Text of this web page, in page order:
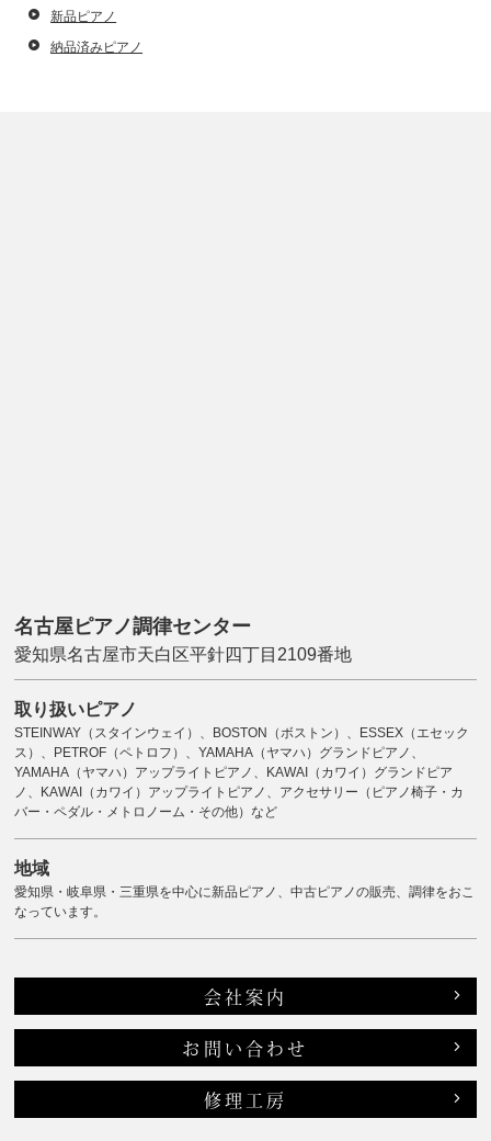
新品ピアノ
納品済みピアノ
名古屋ピアノ調律センター
愛知県名古屋市天白区平針四丁目2109番地
取り扱いピアノ
STEINWAY（スタインウェイ）、BOSTON（ボストン）、ESSEX（エセック
ス）、PETROF（ペトロフ）、YAMAHA（ヤマハ）グランドピアノ、
YAMAHA（ヤマハ）アップライトピアノ、KAWAI（カワイ）グランドピア
ノ、KAWAI（カワイ）アップライトピアノ、アクセサリー（ピアノ椅子・カ
バー・ペダル・メトロノーム・その他）など
地域
愛知県・岐阜県・三重県を中心に新品ピアノ、中古ピアノの販売、調律をおこ
なっています。
会社案内
お問い合わせ
修理工房